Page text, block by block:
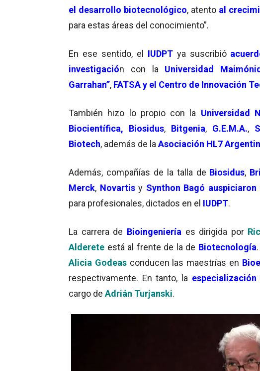
el desarrollo biotecnológico, atento al
para estas áreas del conocimiento”.
En ese sentido, el IUDPTya suscribió
investigación con la Universidad
Garrahan”, FATSA y el Centro de Innovación
También hizo lo propio con la Universidad
Biocientífica,
Biosidus, Bitgenia, G.E.M.A.,
Biotech, además de la Asociación HL7
Además, compañías de la talla de Biosidus,
Merck, Novartisy Synthon Bagó
para profesionales, dictados en el IUDPT.
La carrera de Bioingeniería es dirigida por
Alderete está al frente de la de Biotecnología
Alicia Godeas conducen las maestrías en
respectivamente. En tanto, la e
cargo de Adrián Turjanski.